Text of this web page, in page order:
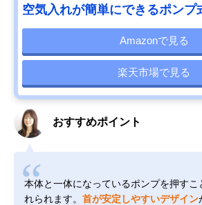
空気入れが簡単にできるポンプ
Amazonで見る
楽天市場で見る
おすすめポイント
本体と一体になっているポンプを押すこ
れられます。 首が安定しやすいデザイン